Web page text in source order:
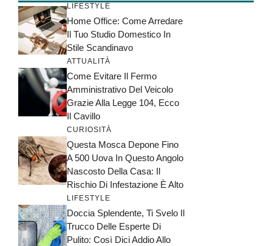
LIFESTYLE
Home Office: Come Arredare
Il Tuo Studio Domestico In
Stile Scandinavo
ATTUALITÀ
Come Evitare Il Fermo
Amministrativo Del Veicolo
Grazie Alla Legge 104, Ecco
Il Cavillo
CURIOSITÀ
Questa Mosca Depone Fino
A 500 Uova In Questo Angolo
Nascosto Della Casa: Il
Rischio Di Infestazione È Alto
LIFESTYLE
Doccia Splendente, Ti Svelo Il
Trucco Delle Esperte Di
Pulito: Così Dici Addio Allo